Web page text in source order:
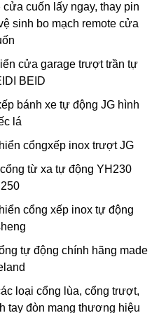
cuốn lấy ngay, thay pin
sinh bo mạch remote cửa
cửa garage trượt trần tự
BEID
bánh xe tự động JG hình
lá
cổngxếp inox trượt JG
từ xa tự động YH230
cổng xếp inox tự động
tự động chính hãng made
loại cổng lùa, cổng trượt,
tay đòn mang thương hiệu